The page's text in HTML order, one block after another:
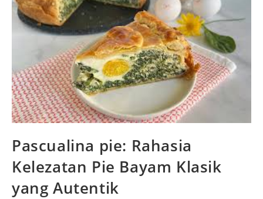
Pascualina pie: Rahasia
Kelezatan Pie Bayam Klasik
yang Autentik